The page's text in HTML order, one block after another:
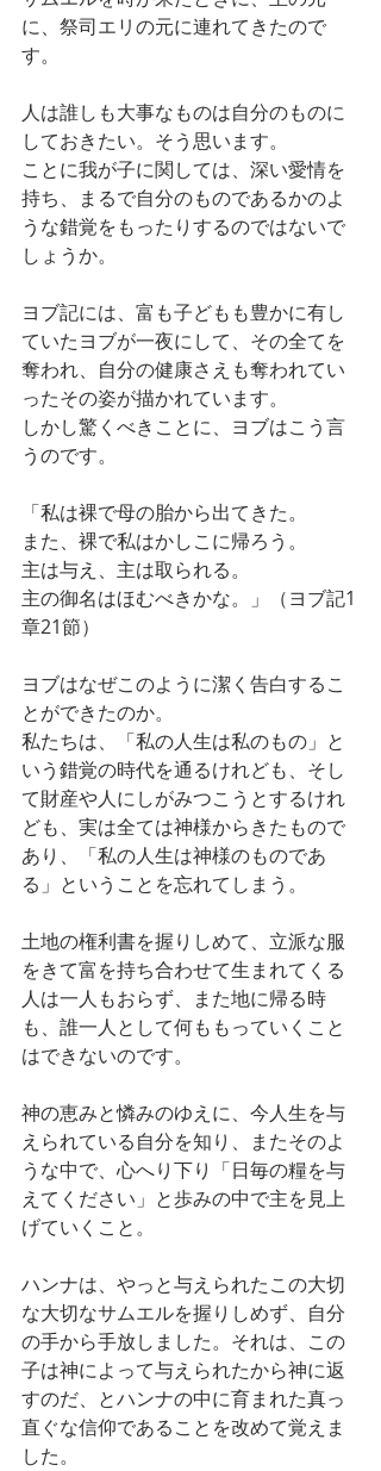
に、祭司エリの元に連れてきたので
す。
人は誰しも大事なものは自分のものに
しておきたい。そう思います。
ことに我が子に関しては、深い愛情を
持ち、まるで自分のものであるかのよ
うな錯覚をもったりするのではないで
しょうか。
ヨブ記には、富も子どもも豊かに有し
ていたヨブが一夜にして、その全てを
奪われ、自分の健康さえも奪われてい
ったその姿が描かれています。
しかし驚くべきことに、ヨブはこう言
うのです。
「私は裸で母の胎から出てきた。
また、裸で私はかしこに帰ろう。
主は与え、主は取られる。
主の御名はほむべきかな。」（ヨブ記1
章21節）
ヨブはなぜこのように潔く告白するこ
とができたのか。
私たちは、「私の人生は私のもの」と
いう錯覚の時代を通るけれども、そし
て財産や人にしがみつこうとするけれ
ども、実は全ては神様からきたもので
あり、「私の人生は神様のものであ
る」ということを忘れてしまう。
土地の権利書を握りしめて、立派な服
をきて富を持ち合わせて生まれてくる
人は一人もおらず、また地に帰る時
も、誰一人として何ももっていくこと
はできないのです。
神の恵みと憐みのゆえに、今人生を与
えられている自分を知り、またそのよ
うな中で、心へり下り「日毎の糧を与
えてください」と歩みの中で主を見上
げていくこと。
ハンナは、やっと与えられたこの大切
な大切なサムエルを握りしめず、自分
の手から手放しました。それは、この
子は神によって与えられたから神に返
すのだ、とハンナの中に育まれた真っ
直ぐな信仰であることを改めて覚えま
した。